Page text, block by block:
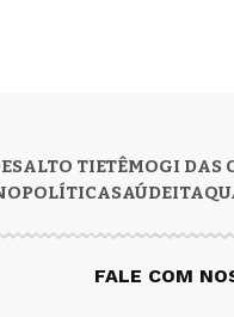
ALTO TIETÊMOGI DAS
POLÍTICASAÚDE
FALE COM